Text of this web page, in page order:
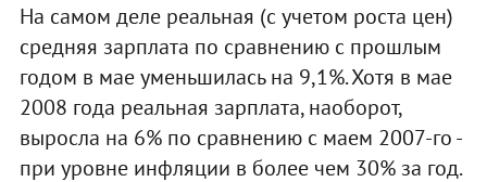
На самом деле реальная (с учетом роста цен)
средняя зарплата по сравнению с прошлым
годом в мае уменьшилась на 9,1%. Хотя в мае
2008 года реальная зарплата, наоборот,
выросла на 6% по сравнению с маем 2007-го -
при уровне инфляции в более чем 30% за год.